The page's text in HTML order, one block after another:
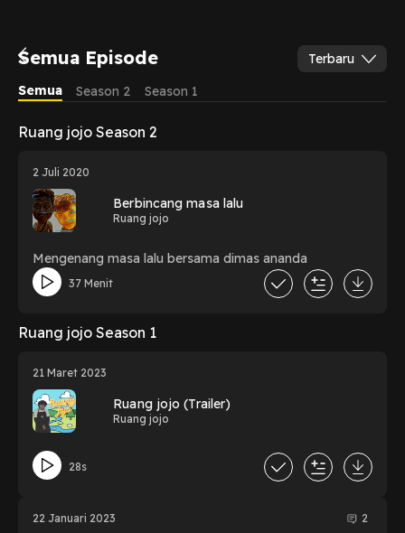
Semua Episode
Terbaru
Semua
Season 2 Season 1
Ruang jojo Season 2
2 Juli 2020
Berbincang masa lalu
Ruang jojo
Mengenang masa lalu bersama dimas ananda
37 Menit
Ruang jojo Season 1
21 Maret 2023
Ruang jojo (Trailer)
Ruang jojo
28s
22 Januari 2023 2